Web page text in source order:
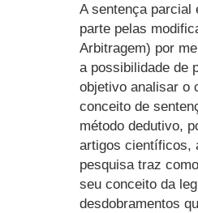
A sentença parcial
parte pelas
Arbitragem) por
a possibilidade de
objetivo analisar o
conceito de
método dedutivo,
artigos científicos,
pesquisa traz
seu conceito da
desdobramentos